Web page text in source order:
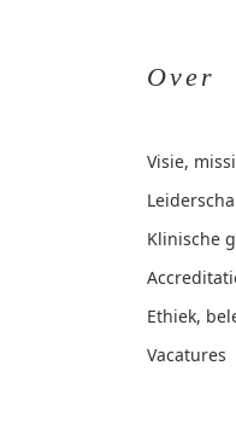
Over
Visie,
Klinische
Ethiek,
Vacatures